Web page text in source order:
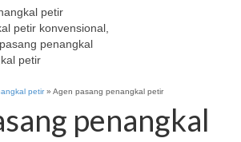
petir » Agen pasang penangkal petir
penangkal